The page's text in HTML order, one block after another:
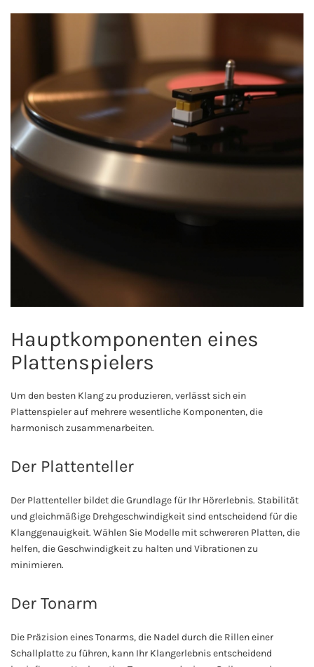
Hauptkomponenten eines
Plattenspielers
Um den besten Klang zu produzieren, verlässt sich ein
Plattenspieler auf mehrere wesentliche Komponenten, die
harmonisch zusammenarbeiten.
Der Plattenteller
Der Plattenteller bildet die Grundlage für Ihr Hörerlebnis. Stabilität
und gleichmäßige Drehgeschwindigkeit sind entscheidend für die
Klanggenauigkeit. Wählen Sie Modelle mit schwereren Platten, die
helfen, die Geschwindigkeit zu halten und Vibrationen zu
minimieren.
Der Tonarm
Die Präzision eines Tonarms, die Nadel durch die Rillen einer
Schallplatte zu führen, kann Ihr Klangerlebnis entscheidend